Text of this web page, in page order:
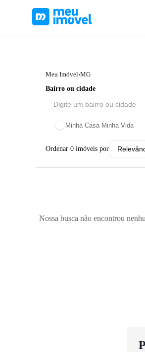
Meu Imóvel›MG
Bairro ou cidade
Minha Casa Minha Vida
Ordenar 0 imóveis por
Nossa busca não encontrou